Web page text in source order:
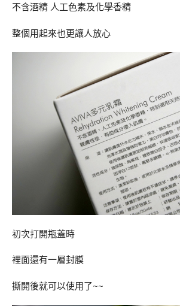
不含酒精 人工色素及化學香精
整個用起來也更讓人放心
初次打開瓶蓋時
裡面還有一層封膜
撕開後就可以使用了~~